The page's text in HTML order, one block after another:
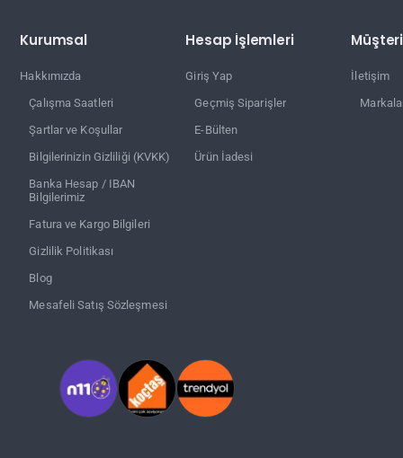
Kurumsal
Hakkımızda
Çalışma Saatleri
Şartlar ve Koşullar
Bilgilerinizin Gizliliği (KVKK)
Banka Hesap / IBAN
Bilgilerimiz
Fatura ve Kargo Bilgileri
Gizlilik Politikası
Blog
Mesafeli Satış Sözleşmesi
Hesap İşlemleri
Giriş Yap
Geçmiş Siparişler
E-Bülten
Ürün İadesi
İletişim